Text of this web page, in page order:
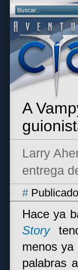
A
Larry
entrega
#
Hace ya
Story
menos
palabras